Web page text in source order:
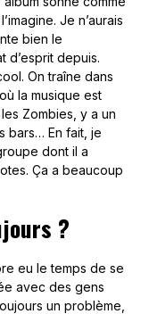
Je n’aurais
bien le
d’esprit depuis.
On traîne dans
la musique est
Zombies, y a un
bars… En fait, je
dont il a
Ça a beaucoup
?
eu le temps de se
avec des gens
un problème,